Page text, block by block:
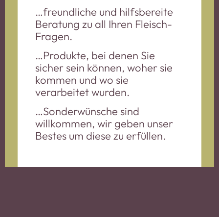
…freundliche und hilfsbereite
Beratung zu all Ihren Fleisch-
Fragen.
…Produkte, bei denen Sie
sicher sein können, woher sie
kommen und wo sie
verarbeitet wurden.
…Sonderwünsche sind
willkommen, wir geben unser
Bestes um diese zu erfüllen.